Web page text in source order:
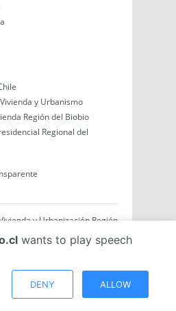
y Urbanismo
Región del Biobio
Regional del
y Urbanización Región
Todo el contenido de este
wants to play speech
DENY ALLOW